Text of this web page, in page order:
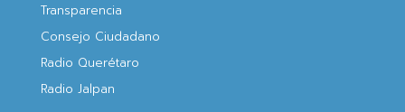
Transparencia
Consejo Ciudadano
Radio Querétaro
Radio Jalpan